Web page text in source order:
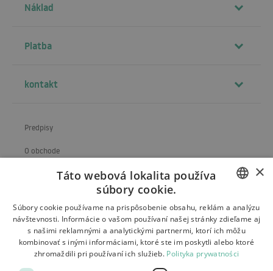
Náklad
Platba
kontakt
Predpisy
O obchode
Vrátenie a reklamácia
Platby
Kontakt
POLISH
CZECH
×
Táto webová lokalita používa
súbory cookie.
Súbory cookie používame na prispôsobenie obsahu, reklám a analýzu
návštevnosti. Informácie o vašom používaní našej stránky zdieľame aj
s našimi reklamnými a analytickými partnermi, ktorí ich môžu
kombinovať s inými informáciami, ktoré ste im poskytli alebo ktoré
zhromaždili pri používaní ich služieb. Polityka prywatności